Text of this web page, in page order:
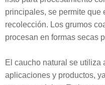
principales, se permite que
recolección. Los grumos
procesan en formas secas
El caucho natural se utiliza
aplicaciones y productos,